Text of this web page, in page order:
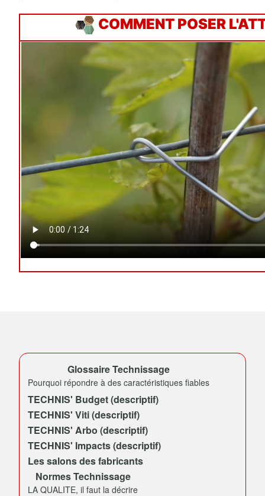
COMMENT POSER
Glossaire Technissage
Pourquoi répondre à des caractéristiques fiables
TECHNIS' Budget (descriptif)
TECHNIS' Viti (descriptif)
TECHNIS' Arbo (descriptif)
TECHNIS' Impacts (descriptif)
Les salons des fabricants
Normes Technissage
LA QUALITE, il faut la décrire